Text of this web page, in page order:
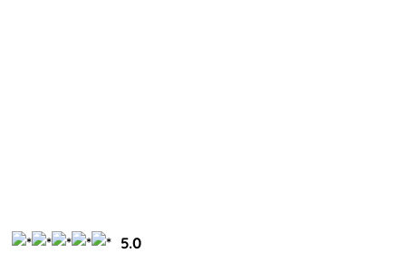
5.0